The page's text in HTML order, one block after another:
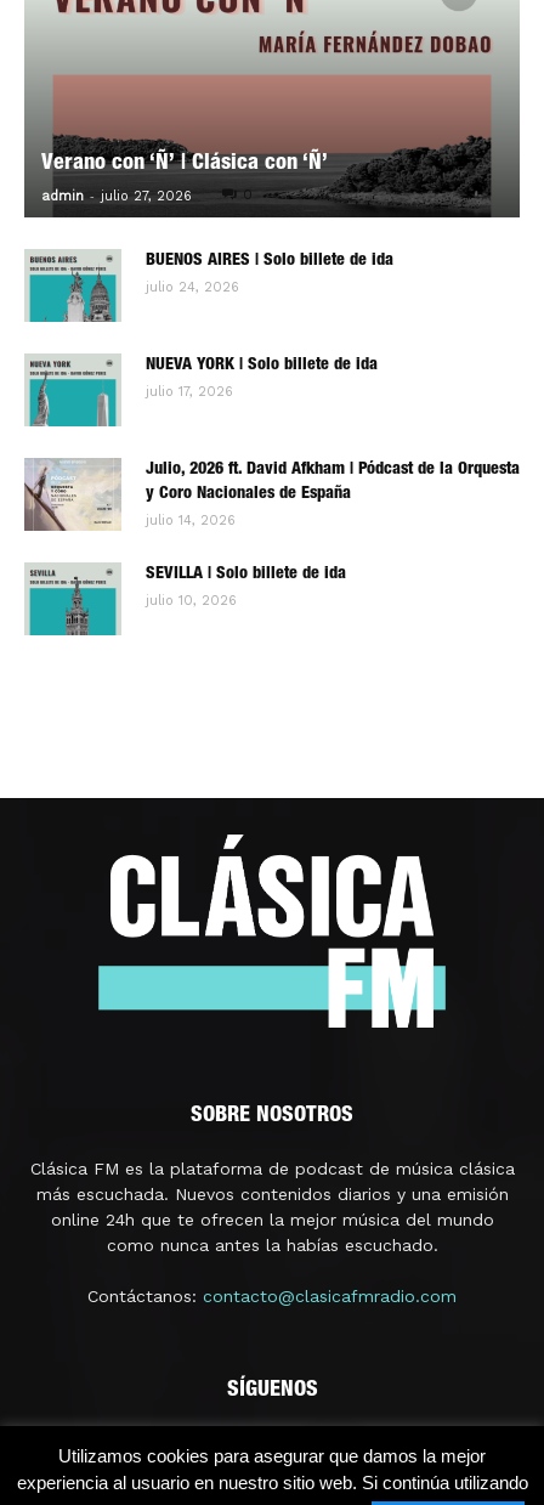
Verano con ‘Ñ’ | Clásica con ‘Ñ’
admin - julio 27, 2026 0
BUENOS AIRES | Solo billete de ida
julio 24, 2026
NUEVA YORK | Solo billete de ida
julio 17, 2026
Julio, 2026 ft. David Afkham | Pódcast de la Orquesta
y Coro Nacionales de España
julio 14, 2026
SEVILLA | Solo billete de ida
julio 10, 2026
SOBRE NOSOTROS
Clásica FM es la plataforma de podcast de música clásica
más escuchada. Nuevos contenidos diarios y una emisión
online 24h que te ofrecen la mejor música del mundo
como nunca antes la habías escuchado.
Contáctanos: contacto@clasicafmradio.com
SÍGUENOS
Utilizamos cookies para asegurar que damos la mejor
experiencia al usuario en nuestro sitio web. Si continúa utilizando